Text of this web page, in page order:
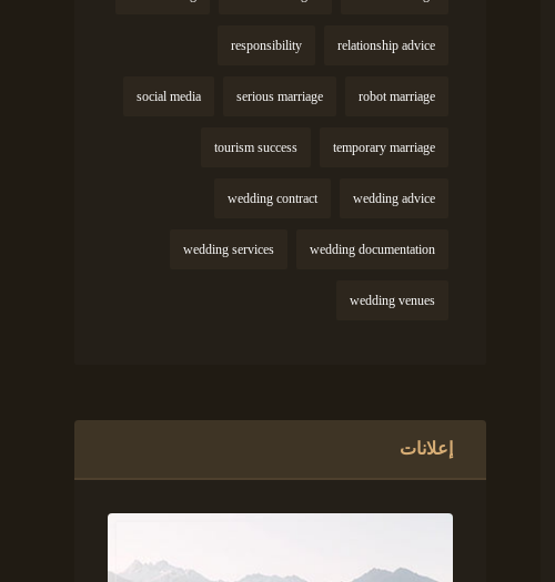
relationship advice
responsibility
robot marriage
serious marriage
social media
temporary marriage
tourism success
wedding advice
wedding contract
wedding documentation
wedding services
wedding venues
إعلانات